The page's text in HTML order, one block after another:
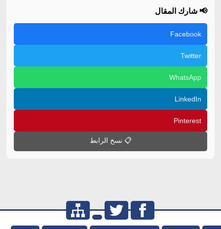
📢 شارك المقال
Facebook
Twitter
WhatsApp
LinkedIn
Pinterest
📋 نسخ الرابط